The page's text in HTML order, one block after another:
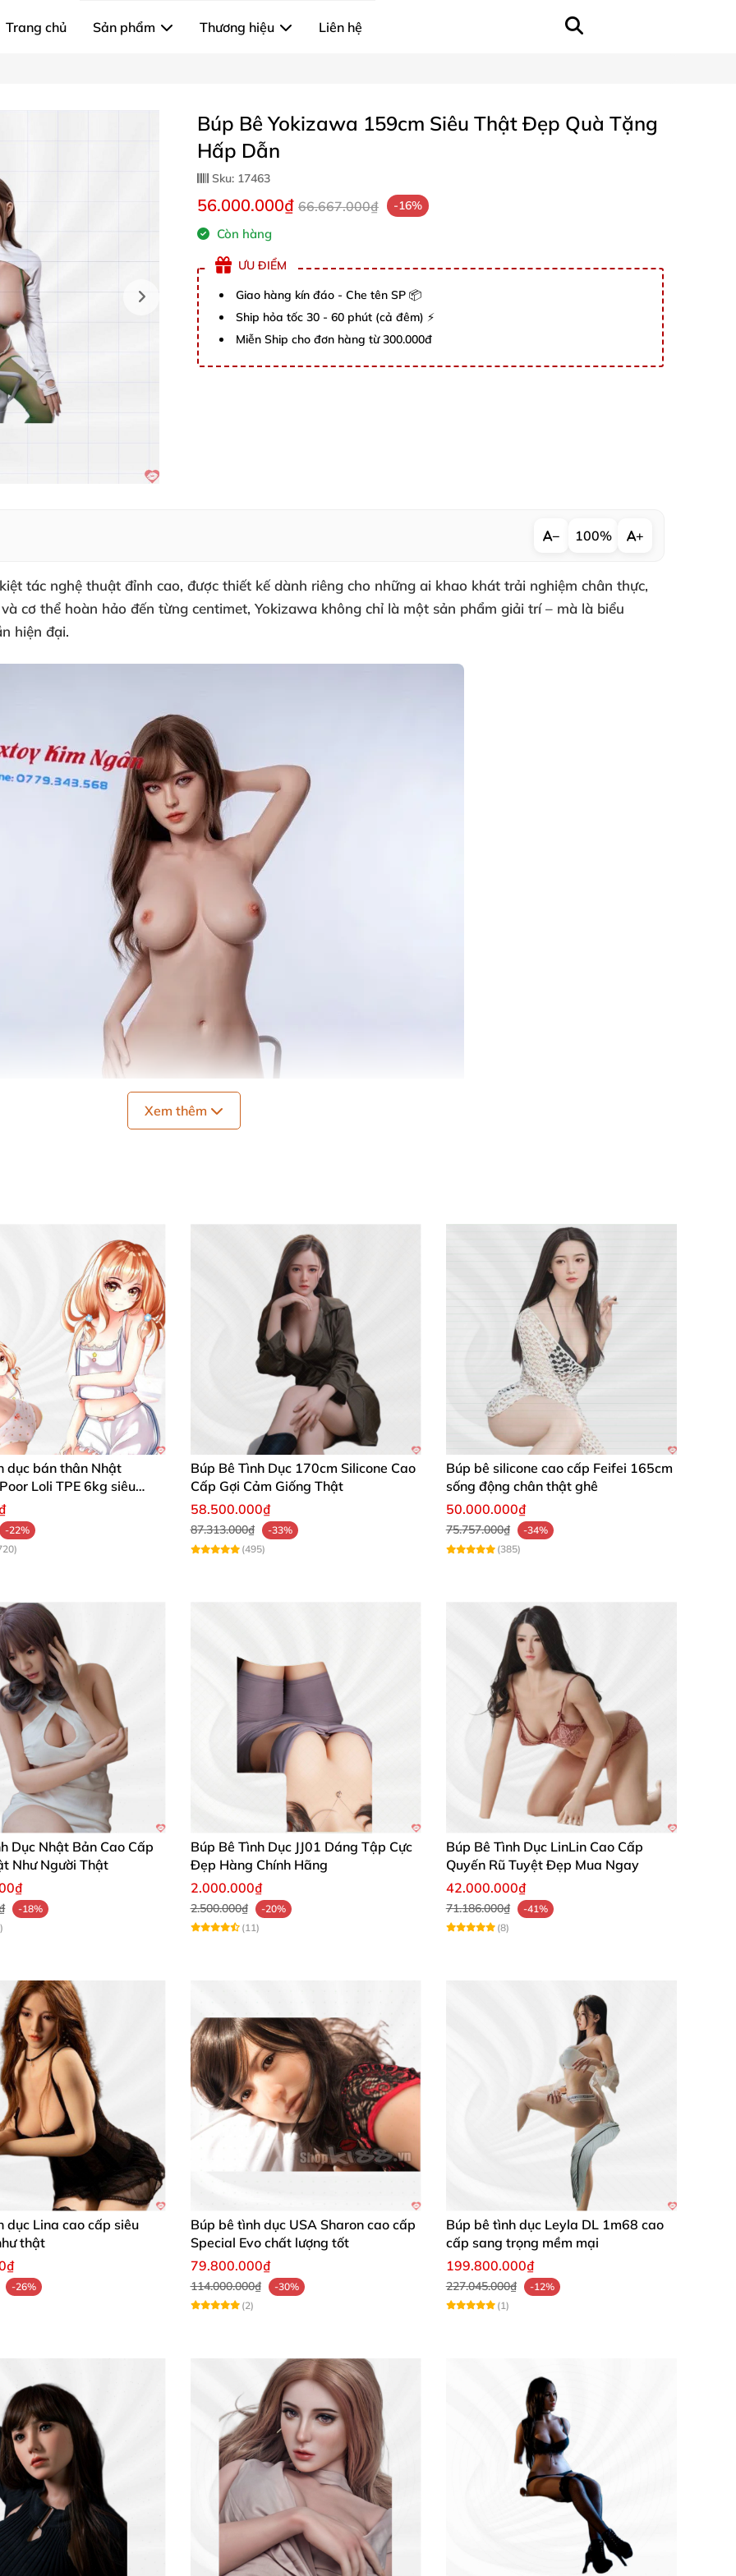
Trang chủ Sản phẩm Thương hiệu Liên hệ
Búp Bê Yokizawa 159cm Siêu Thật Đẹp Quà Tặng
Hấp Dẫn
Sku: 17463
56.000.000₫ 66.667.000₫ -16%
Còn hàng
ƯU ĐIỂM
Giao hàng kín đáo - Che tên SP 📦
Ship hỏa tốc 30 - 60 phút (cả đêm) ⚡
Miễn Ship cho đơn hàng từ 300.000đ
− 100% +
tác nghệ thuật đỉnh cao, được thiết kế dành riêng cho những ai khao khát trải nghiệm chân thực,
cơ thể hoàn hảo đến từng centimet, Yokizawa không chỉ là một sản phẩm giải trí – mà là biểu
hiện đại.
Búp Bê Yokizawa 159cm Siêu Thật Đẹp Quà Tặng Hấp Dẫn
được điêu khắc tỉ mỉ: ánh mắt biết nói, sống mũi thanh tú, đôi môi mềm mại gợi cảm – tất cả tạo nên
Kết hợp với mái tóc được
, búp bê mang vẻ đẹp sống động
Búp Bê Yokizawa 159cm Siêu Thật Đẹp Quà Tặng Hấp Dẫn
Bản với tiêu chuẩn khắt khe về hình thể và chất liệu. Dưới đây là những thông số ấn tượng:
và dễ dàng tạo dáng
lại cảm giác ôm ấp chân thực
rũ
Xem thêm
dục bán thân Nhật
Loli TPE 6kg siêu
-22%
Búp Bê Tình Dục 170cm Silicone Cao
Cấp Gợi Cảm Giống Thật
58.500.000₫
87.313.000₫
-33%
(495)
Búp bê silicone cao cấp Feifei 165cm
sống động chân thật ghê
50.000.000₫
75.757.000₫
-34%
(385)
Dục Nhật Bản Cao Cấp
Như Người Thật
-18%
Búp Bê Tình Dục JJ01 Dáng Tập Cực
Đẹp Hàng Chính Hãng
2.000.000₫
2.500.000₫
-20%
(11)
Búp Bê Tình Dục LinLin Cao Cấp
Quyến Rũ Tuyệt Đẹp Mua Ngay
42.000.000₫
71.186.000₫
-41%
(8)
dục Lina cao cấp siêu
thật
-26%
Búp bê tình dục USA Sharon cao cấp
Special Evo chất lượng tốt
79.800.000₫
114.000.000₫
-30%
(2)
Búp bê tình dục Leyla DL 1m68 cao
cấp sang trọng mềm mại
199.800.000₫
227.045.000₫
-12%
(1)